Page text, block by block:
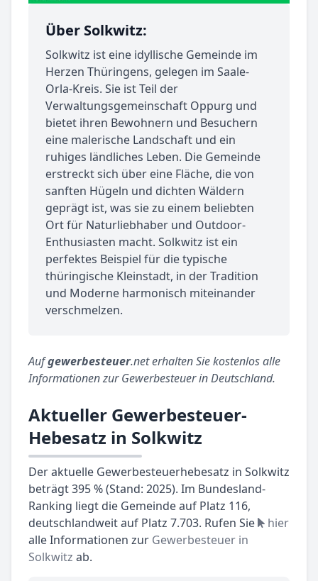
Über Solkwitz:
Solkwitz ist eine idyllische Gemeinde im
Herzen Thüringens, gelegen im Saale-
Orla-Kreis. Sie ist Teil der
Verwaltungsgemeinschaft Oppurg und
bietet ihren Bewohnern und Besuchern
eine malerische Landschaft und ein
ruhiges ländliches Leben. Die Gemeinde
erstreckt sich über eine Fläche, die von
sanften Hügeln und dichten Wäldern
geprägt ist, was sie zu einem beliebten
Ort für Naturliebhaber und Outdoor-
Enthusiasten macht. Solkwitz ist ein
perfektes Beispiel für die typische
thüringische Kleinstadt, in der Tradition
und Moderne harmonisch miteinander
verschmelzen.
Aufgewerbesteuer.net erhalten Sie kostenlos alle
Informationen zur Gewerbesteuer in Deutschland.
Aktueller Gewerbesteuer-
Hebesatz in Solkwitz
Der aktuelle Gewerbesteuerhebesatz in Solkwitz
beträgt 395 % (Stand: 2025). Im Bundesland-
Ranking liegt die Gemeinde auf Platz 116,
deutschlandweit auf Platz 7.703. Rufen Sie
hier
alle Informationen zur Gewerbesteuer in
Solkwitz ab.